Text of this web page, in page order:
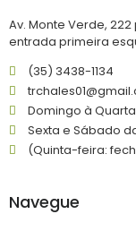
Av. Monte Verde,
entrada primeira
(35) 3438-1134
Domingo à Quarta
Sexta e Sábado
(Quinta-feira:
Navegue